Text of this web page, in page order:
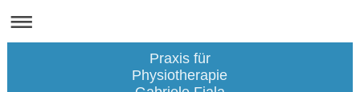
Praxis für
Physiotherapie